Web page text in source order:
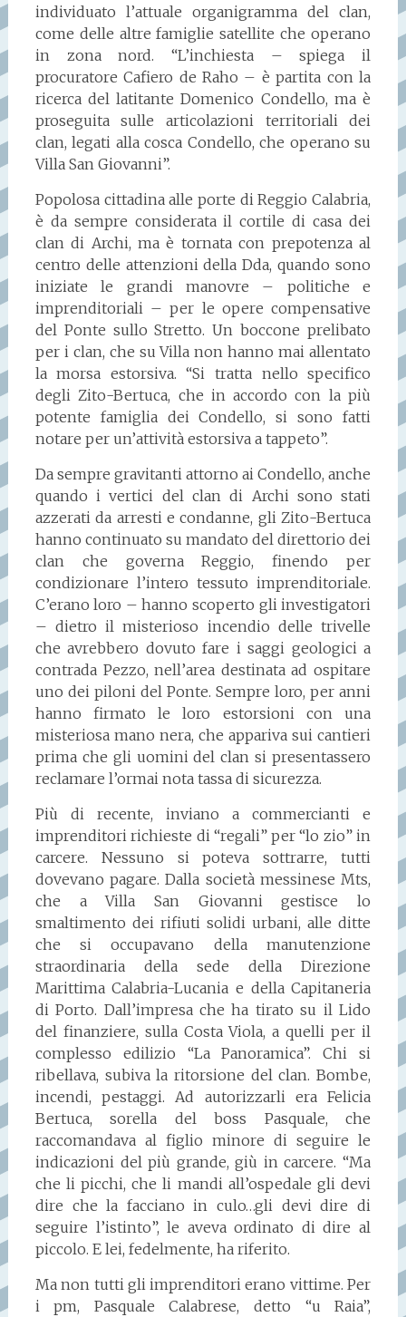
individuato l’attuale organigramma del clan,
come delle altre famiglie satellite che operano
in zona nord. “L’inchiesta – spiega il
procuratore Cafiero de Raho – è partita con la
ricerca del latitante Domenico Condello, ma è
proseguita sulle articolazioni territoriali dei
clan, legati alla cosca Condello, che operano su
Villa San Giovanni”.
Popolosa cittadina alle porte di Reggio Calabria,
è da sempre considerata il cortile di casa dei
clan di Archi, ma è tornata con prepotenza al
centro delle attenzioni della Dda, quando sono
iniziate le grandi manovre – politiche e
imprenditoriali – per le opere compensative
del Ponte sullo Stretto. Un boccone prelibato
per i clan, che su Villa non hanno mai allentato
la morsa estorsiva. “Si tratta nello specifico
degli Zito-Bertuca, che in accordo con la più
potente famiglia dei Condello, si sono fatti
notare per un’attività estorsiva a tappeto”.
Da sempre gravitanti attorno ai Condello, anche
quando i vertici del clan di Archi sono stati
azzerati da arresti e condanne, gli Zito-Bertuca
hanno continuato su mandato del direttorio dei
clan che governa Reggio, finendo per
condizionare l’intero tessuto imprenditoriale.
C’erano loro – hanno scoperto gli investigatori
– dietro il misterioso incendio delle trivelle
che avrebbero dovuto fare i saggi geologici a
contrada Pezzo, nell’area destinata ad ospitare
uno dei piloni del Ponte. Sempre loro, per anni
hanno firmato le loro estorsioni con una
misteriosa mano nera, che appariva sui cantieri
prima che gli uomini del clan si presentassero
reclamare l’ormai nota tassa di sicurezza.
Più di recente, inviano a commercianti e
imprenditori richieste di “regali” per “lo zio” in
carcere. Nessuno si poteva sottrarre, tutti
dovevano pagare. Dalla società messinese Mts,
che a Villa San Giovanni gestisce lo
smaltimento dei rifiuti solidi urbani, alle ditte
che si occupavano della manutenzione
straordinaria della sede della Direzione
Marittima Calabria-Lucania e della Capitaneria
di Porto. Dall’impresa che ha tirato su il Lido
del finanziere, sulla Costa Viola, a quelli per il
complesso edilizio “La Panoramica”. Chi si
ribellava, subiva la ritorsione del clan. Bombe,
incendi, pestaggi. Ad autorizzarli era Felicia
Bertuca, sorella del boss Pasquale, che
raccomandava al figlio minore di seguire le
indicazioni del più grande, giù in carcere. “Ma
che li picchi, che li mandi all’ospedale gli devi
dire che la facciano in culo…gli devi dire di
seguire l’istinto”, le aveva ordinato di dire al
piccolo. E lei, fedelmente, ha riferito.
Ma non tutti gli imprenditori erano vittime. Per
i pm, Pasquale Calabrese, detto “u Raia”,